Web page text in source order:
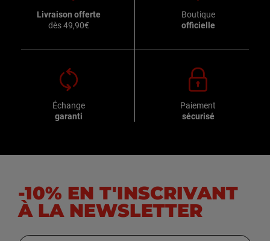
Livraison offerte
dès 49,90€
Boutique
officielle
Échange
garanti
Paiement
sécurisé
-10% EN T'INSCRIVANT
À LA NEWSLETTER